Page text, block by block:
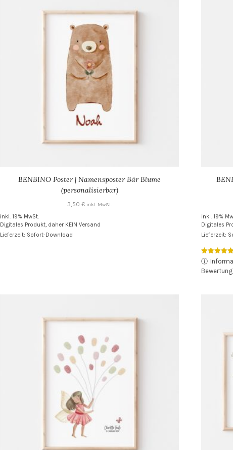
BENBINO Poster | Namensposter Bär Blume
(personalisierbar)
3,50 € inkl. MwSt.
inkl. 19% MwSt.
Digitales Produkt, daher KEIN Versand
Lieferzeit: Sofort-Download
inkl. 19%
Digitales
Lieferzeit:
Bewertet mit
5.00
von 5
ⓘ